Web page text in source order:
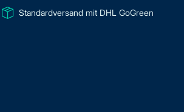
Standardversand mit DHL GoGreen